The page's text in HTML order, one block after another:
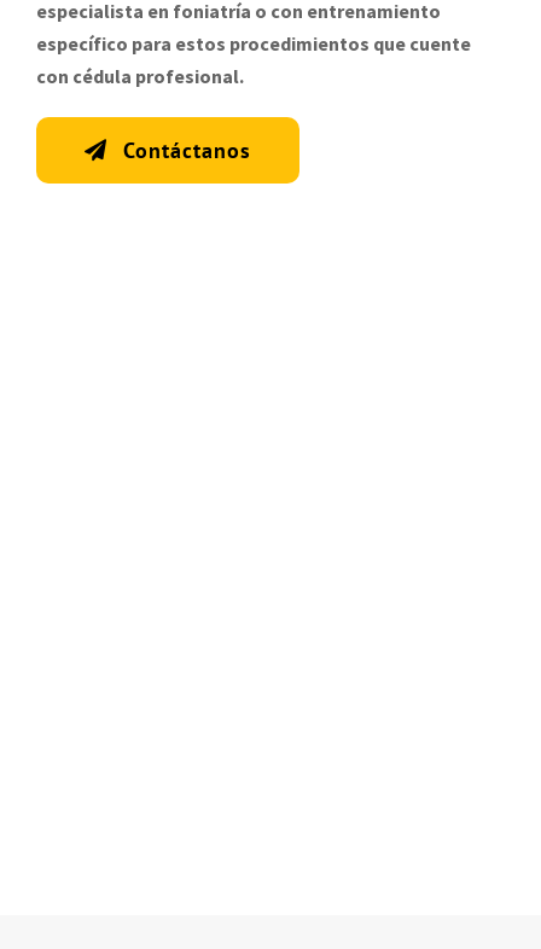
especialista en foniatría o con entrenamiento
específico para estos procedimientos que cuente
con cédula profesional.
Contáctanos